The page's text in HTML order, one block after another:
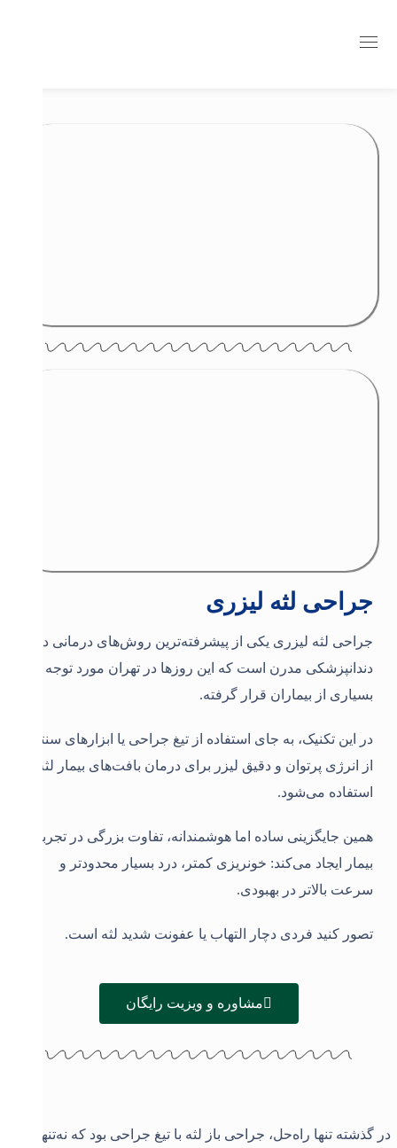
جراحی لثه لیزری
جراحی لثه لیزری یکی از پیشرفته‌ترین روش‌های درمانی در
دندانپزشکی مدرن است که این روزها در تهران مورد توجه
بسیاری از بیماران قرار گرفته.
در این تکنیک، به جای استفاده از تیغ جراحی یا ابزارهای سنتی،
از انرژی پرتوان و دقیق لیزر برای درمان بافت‌های بیمار لثه
استفاده می‌شود.
همین جایگزینی ساده اما هوشمندانه، تفاوت بزرگی در تجربه
بیمار ایجاد می‌کند: خونریزی کمتر، درد بسیار محدودتر و
سرعت بالاتر در بهبودی.
تصور کنید فردی دچار التهاب یا عفونت شدید لثه است.
مشاوره و ویزیت رایگان
در گذشته تنها راه‌حل، جراحی باز لثه با تیغ جراحی بود که نه‌تنها